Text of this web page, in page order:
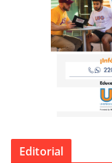
Editorial